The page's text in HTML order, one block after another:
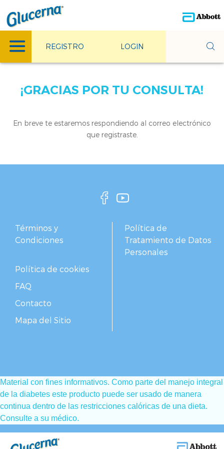
REGISTRO LOGIN
¡GRACIAS POR TU CONSULTA!
En breve te estaremos respondiendo al correo electrónico
que registraste.
Términos y
Condiciones
Política de
Tratamiento de Datos
Personales
Política de cookies
FAQ
Contacto
Mapa del Sitio
Material con fines informativos. Como parte del manejo integral
de la diabetes este producto puede ser usado de manera
continua dentro de las restricciones calóricas de una dieta.
Consulte a su médico.